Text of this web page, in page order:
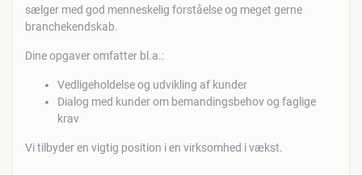
sælger med god menneskelig forståelse og meget gerne
branchekendskab.
Dine opgaver omfatter bl.a.:
Vedligeholdelse og udvikling af kunder
Dialog med kunder om bemandingsbehov og faglige
krav
Vi tilbyder en vigtig position i en virksomhed i vækst.